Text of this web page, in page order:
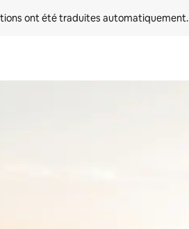
ont été traduites automatiquement.